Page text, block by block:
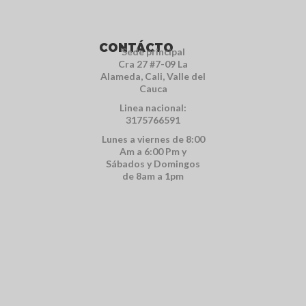
CONTÁCTO
Sede principal
Cra 27 #7-09 La
Alameda, Cali, Valle del
Cauca
Linea nacional:
3175766591
Lunes a viernes de 8:00
Am a 6:00 Pm y
Sábados y Domingos
de 8am a 1pm